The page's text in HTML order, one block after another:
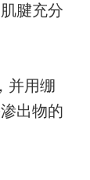
腱充分
并用绷
出物的